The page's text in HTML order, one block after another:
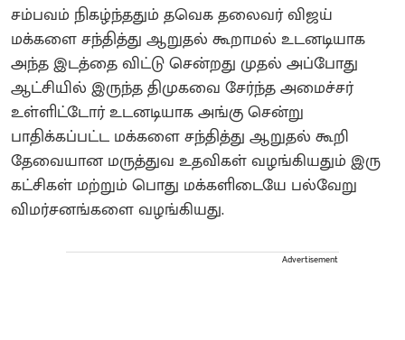
சம்பவம் நிகழ்ந்ததும் தவெக தலைவர் விஜய்
மக்களை சந்தித்து ஆறுதல் கூறாமல் உடனடியாக
அந்த இடத்தை விட்டு சென்றது முதல் அப்போது
ஆட்சியில் இருந்த திமுகவை சேர்ந்த அமைச்சர்
உள்ளிட்டோர் உடனடியாக அங்கு சென்று
பாதிக்கப்பட்ட மக்களை சந்தித்து ஆறுதல் கூறி
தேவையான மருத்துவ உதவிகள் வழங்கியதும் இரு
கட்சிகள் மற்றும் பொது மக்களிடையே பல்வேறு
விமர்சனங்களை வழங்கியது.
Advertisement